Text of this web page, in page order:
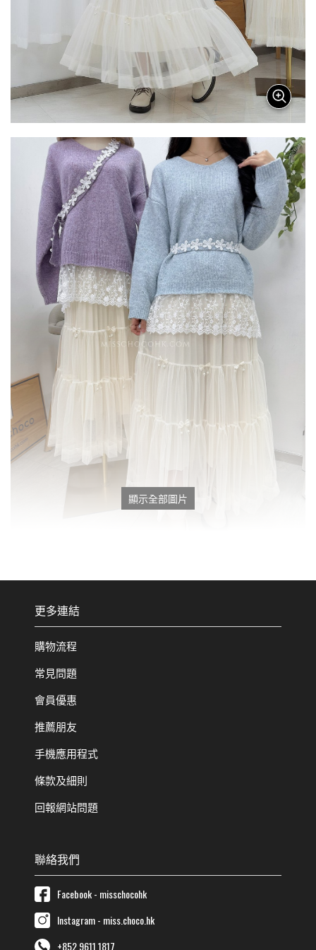
顯示全部圖片
更多連結
購物流程
常見問題
會員優惠
推薦朋友
手機應用程式
條款及細則
回報網站問題
聯絡我們
Facebook - misschocohk
Instagram - miss.choco.hk
+852 9611 1817